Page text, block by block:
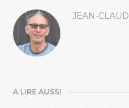
JEAN-
A LIRE AUSSI